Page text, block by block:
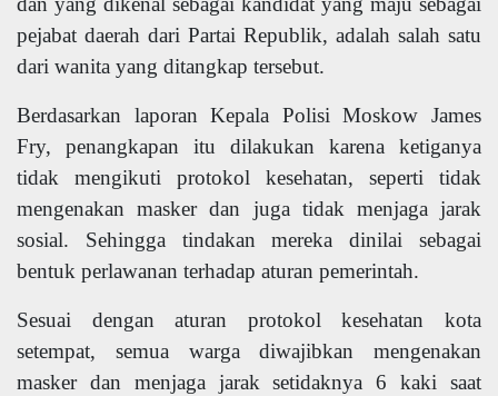
pejabat daerah dari Partai Republik, adalah salah satu
dari wanita yang ditangkap tersebut.
Berdasarkan laporan Kepala Polisi Moskow James
Fry, penangkapan itu dilakukan karena ketiganya
tidak mengikuti protokol kesehatan, seperti tidak
mengenakan masker dan juga tidak menjaga jarak
sosial. Sehingga tindakan mereka dinilai sebagai
bentuk perlawanan terhadap aturan pemerintah.
Sesuai dengan aturan protokol kesehatan kota
setempat, semua warga diwajibkan mengenakan
masker dan menjaga jarak setidaknya 6 kaki saat